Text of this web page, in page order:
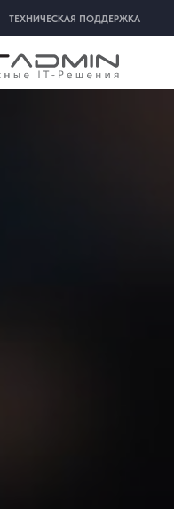
ТЕХНИЧЕСКАЯ ПОДДЕРЖКА